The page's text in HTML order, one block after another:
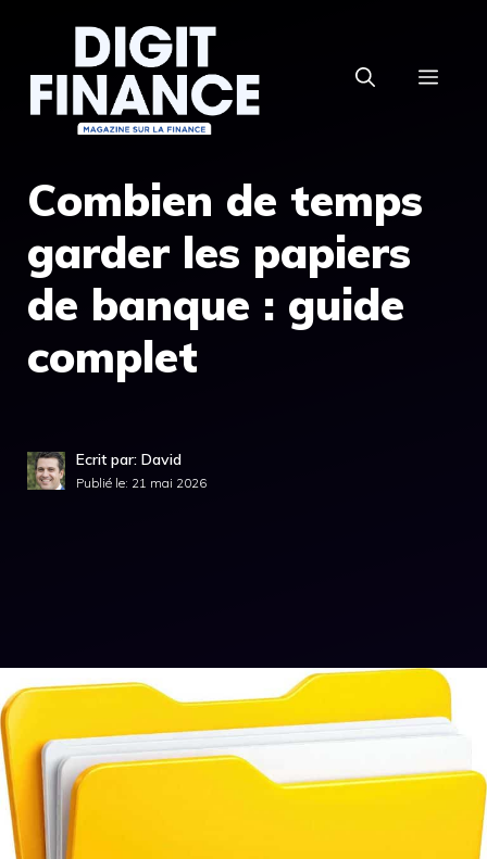
contenu
Combien de temps
garder les papiers
de banque : guide
complet
Ecrit par: David
Publié le: 21 mai 2026